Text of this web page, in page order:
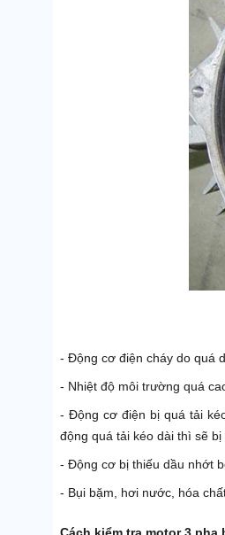
- Động cơ điện cháy do quá
- Nhiệt độ môi trường quá
- Động cơ điện bị quá tải
động quá tải kéo dài thì sẽ
- Động cơ bị thiếu dầu nhớt
- Bụi bặm, hơi nước, hóa